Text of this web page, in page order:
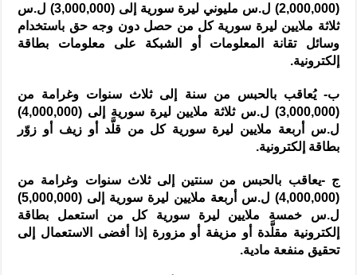
(2,000,000) ل.س مليوني ليرة سورية إلى (3,000,000) ل.س
ثلاثة ملايين ليرة سورية كل من حصل دون وجه حق باستخدام
وسائل تقانة المعلومات أو الشبكة على معلومات بطاقة
إلكترونية.
ب- يُعاقب بالحبس من سنة إلى ثلاث سنوات وغرامة من
(3,000,000) ل.س ثلاثة ملايين ليرة سورية إلى (4,000,000)
ل.س أربعة ملايين ليرة سورية كل من قلَّد أو زيف أو زوّر
بطاقة إلكترونية.
ج -يعاقب بالحبس من سنتين إلى ثلاث سنوات وغرامة من
(4,000,000) ل.س أربعة ملايين ليرة سورية إلى (5,000,000)
ل.س خمسة ملايين ليرة سورية كل من استعمل بطاقة
إلكترونية مقلَّدة أو مزيفة أو مزورة إذا أفضى الاستعمال إلى
تحقيق منفعة مادية.